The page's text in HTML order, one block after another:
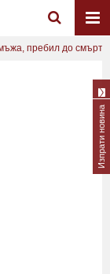
пребил до смърт
Изпрати новина